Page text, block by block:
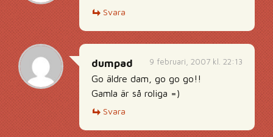
Svara
9 februari, 2007 kl. 22:13
dumpad
Go äldre dam, go go go!!
Gamla är så roliga =)
Svara